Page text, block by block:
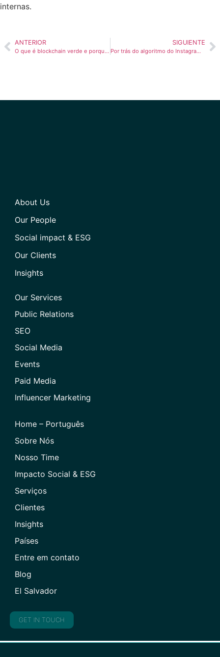
internas.
ANTERIOR
O que é blockchain verde e porque ela é necessária
SIGUIENTE
Por trás do algoritmo do Instagram em 2025: dicas e curiosidades
About Us
Our People
Social impact & ESG
Our Clients
Insights
Our Services
Public Relations
SEO
Social Media
Events
Paid Media
Influencer Marketing
Home – Português
Sobre Nós
Nosso Time
Impacto Social & ESG
Serviços
Clientes
Insights
Países
Entre em contato
Blog
El Salvador
GET IN TOUCH